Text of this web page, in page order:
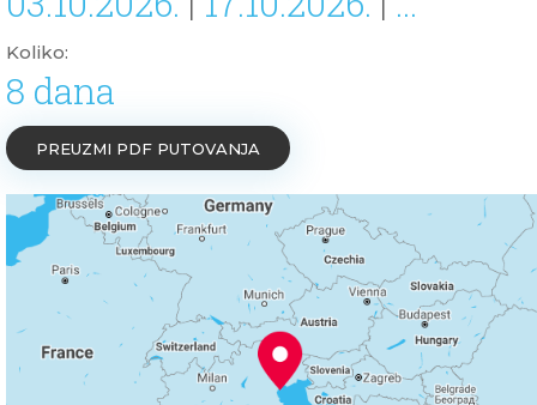
Koliko:
8 dana
PREUZMI PDF PUTOVANJA